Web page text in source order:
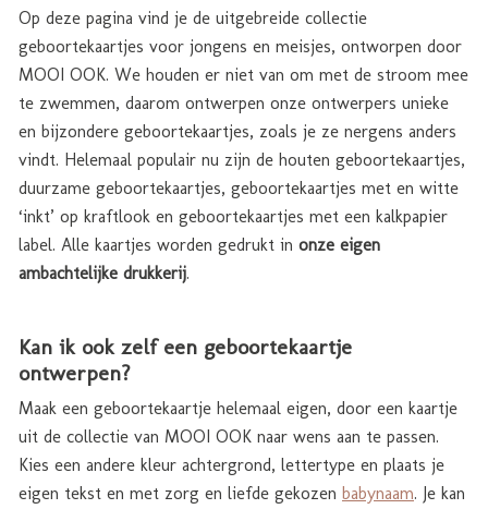
Op deze pagina vind je de uitgebreide collectie
geboortekaartjes voor jongens en meisjes, ontworpen door
MOOI OOK. We houden er niet van om met de stroom mee
te zwemmen, daarom ontwerpen onze ontwerpers unieke
en bijzondere geboortekaartjes, zoals je ze nergens anders
vindt. Helemaal populair nu zijn de houten geboortekaartjes,
duurzame geboortekaartjes, geboortekaartjes met en witte
‘inkt’ op kraftlook en geboortekaartjes met een kalkpapier
label. Alle kaartjes worden gedrukt in onze eigen
ambachtelijke drukkerij.
Kan ik ook zelf een geboortekaartje
ontwerpen?
Maak een geboortekaartje helemaal eigen, door een kaartje
uit de collectie van MOOI OOK naar wens aan te passen.
Kies een andere kleur achtergrond, lettertype en plaats je
eigen tekst en met zorg en liefde gekozen babynaam. Je kan